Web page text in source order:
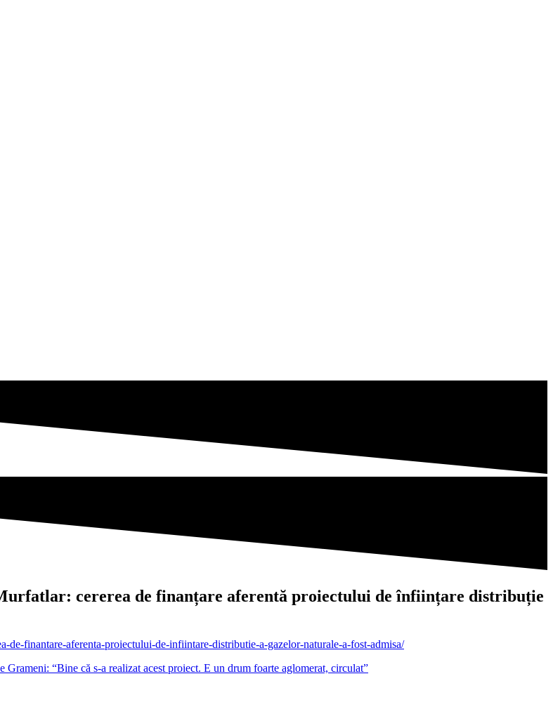
cererea de finanțare aferentă proiectului de înființare distribuție
finantare-aferenta-proiectului-de-infiintare-distributie-a-gazelor-naturale-a-fost-admisa/
“Bine că s-a realizat acest proiect. E un drum foarte aglomerat, circulat”